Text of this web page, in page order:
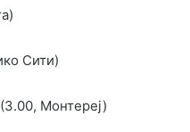
Сити)
Монтереј)